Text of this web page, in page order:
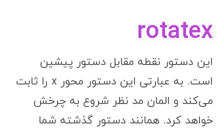
rotatex
این دستور نقطه مقابل دستور پیشین
است. به عبارتی این دستور محور x را ثابت
می‌کند و المان مد نظر شروع به چرخش
خواهد کرد. همانند دستور گذشته شما